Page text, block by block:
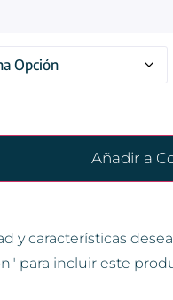
Añadir a
y características
para incluir este